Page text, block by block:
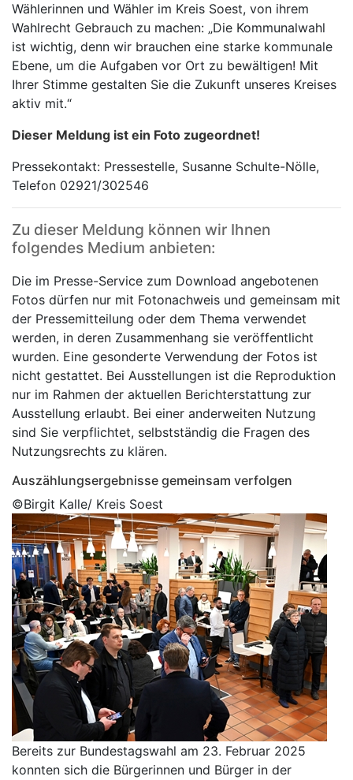
Wählerinnen und Wähler im Kreis Soest, von ihrem
Wahlrecht Gebrauch zu machen: „Die Kommunalwahl
ist wichtig, denn wir brauchen eine starke kommunale
Ebene, um die Aufgaben vor Ort zu bewältigen! Mit
Ihrer Stimme gestalten Sie die Zukunft unseres Kreises
aktiv mit.“
Dieser Meldung ist ein Foto zugeordnet!
Pressekontakt: Pressestelle, Susanne Schulte-Nölle,
Telefon 02921/302546
Zu dieser Meldung können wir Ihnen
folgendes Medium anbieten:
Die im Presse-Service zum Download angebotenen
Fotos dürfen nur mit Fotonachweis und gemeinsam mit
der Pressemitteilung oder dem Thema verwendet
werden, in deren Zusammenhang sie veröffentlicht
wurden. Eine gesonderte Verwendung der Fotos ist
nicht gestattet. Bei Ausstellungen ist die Reproduktion
nur im Rahmen der aktuellen Berichterstattung zur
Ausstellung erlaubt. Bei einer anderweiten Nutzung
sind Sie verpflichtet, selbstständig die Fragen des
Nutzungsrechts zu klären.
Auszählungsergebnisse gemeinsam verfolgen
©Birgit Kalle/ Kreis Soest
Bereits zur Bundestagswahl am 23. Februar 2025
konnten sich die Bürgerinnen und Bürger in der